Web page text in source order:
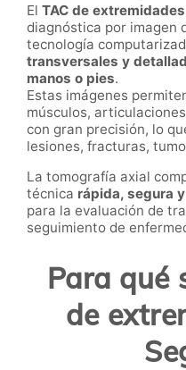
El TAC de extremidades
diagnóstica por imagen
tecnología
transversales y
manos o pies.
Estas imágenes
músculos,
con gran precisión, lo
lesiones, fracturas,
La tomografía axial
técnica rápida, segura
para la evaluación de
seguimiento de
Para qué
de